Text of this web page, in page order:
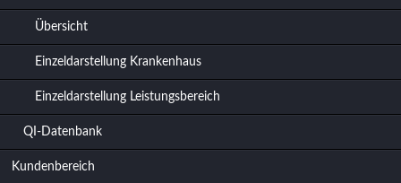
Übersicht
Einzeldarstellung Krankenhaus
Einzeldarstellung Leistungsbereich
QI-Datenbank
Kundenbereich